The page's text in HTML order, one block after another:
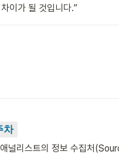
이가 될 것입니다.”
차
애널리스트의 정보 수집처